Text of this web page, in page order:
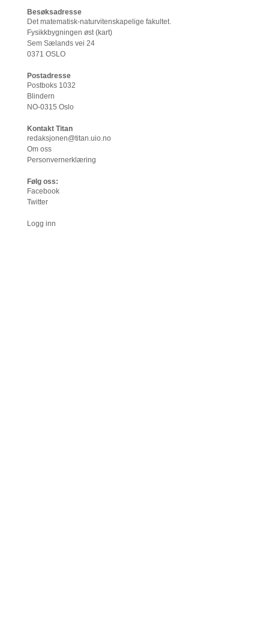
Besøksadresse
Det matematisk-naturvitenskapelige fakultet.
Fysikkbygningen øst (kart)
Sem Sælands vei 24
0371 OSLO
Postadresse
Postboks 1032
Blindern
NO-0315 Oslo
Kontakt Titan
redaksjonen@titan.uio.no
Om oss
Personvernerklæring
Følg oss:
Facebook
Twitter
Logg inn